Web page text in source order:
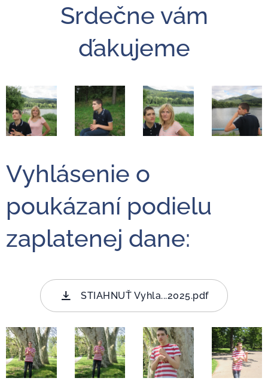
Srdečne vám
ďakujeme
Vyhlásenie o
poukázaní podielu
zaplatenej dane:
STIAHNUŤ Vyhla...2025.pdf